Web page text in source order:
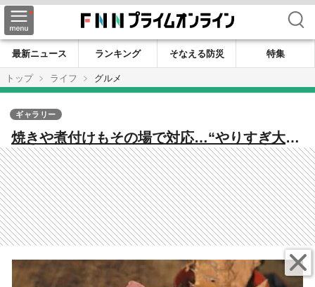
検索
最新ニュース ランキング そなえる防災
特集
トップ
ライフ グルメ
焼きや煮付けもその場で対応…“やりすぎ大
将”のサービスが止まらない鮮魚店 地元の天然
魚を驚きの安さで
ギャラリー